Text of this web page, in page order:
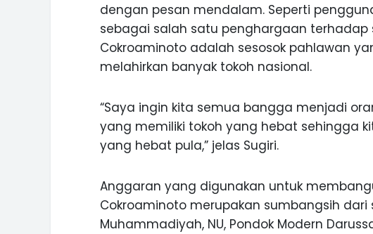
dengan pesan mendalam. Seperti
sebagai salah satu penghargaan terhadap
Cokroaminoto adalah sesosok pahlawan
melahirkan banyak tokoh nasional.
“Saya ingin kita semua bangga menjadi
yang memiliki tokoh yang hebat sehingga
yang hebat pula,” jelas Sugiri.
Anggaran yang digunakan untuk
Cokroaminoto merupakan sumbangsih
Muhammadiyah, NU, Pondok Modern
DURIAN SEGULUNG MADIUN